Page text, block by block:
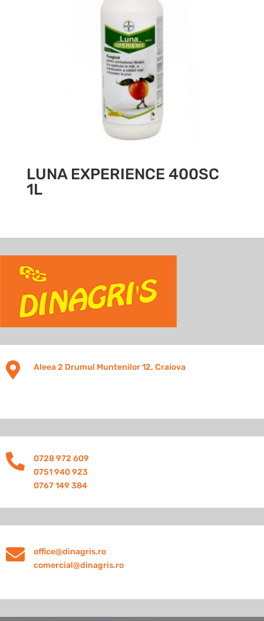
LUNA EXPERIENCE 400SC
1L
 Aleea 2 Drumul Muntenilor 12, Craiova

0728 972 609
0751 940 923
0767 149 384

office@dinagris.ro
comercial@dinagris.ro